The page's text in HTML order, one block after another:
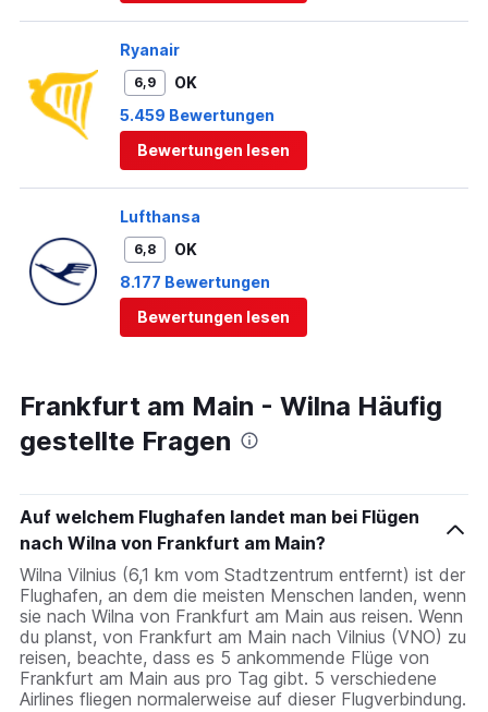
Ryanair
6,9
OK
5.459 Bewertungen
Bewertungen lesen
Lufthansa
6,8
OK
8.177 Bewertungen
Bewertungen lesen
Frankfurt am Main - Wilna Häufig
gestellte Fragen
Auf welchem Flughafen landet man bei Flügen
nach Wilna von Frankfurt am Main?
Wilna Vilnius (6,1 km vom Stadtzentrum entfernt) ist der
Flughafen, an dem die meisten Menschen landen, wenn
sie nach Wilna von Frankfurt am Main aus reisen. Wenn
du planst, von Frankfurt am Main nach Vilnius (VNO) zu
reisen, beachte, dass es 5 ankommende Flüge von
Frankfurt am Main aus pro Tag gibt. 5 verschiedene
Airlines fliegen normalerweise auf dieser Flugverbindung.